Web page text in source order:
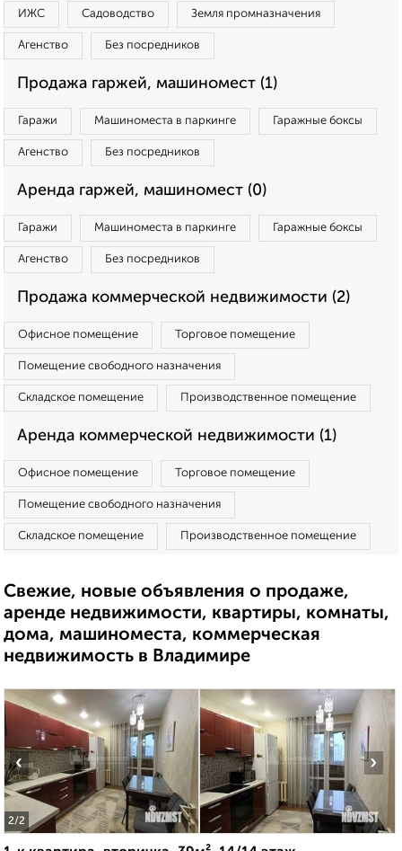
ИЖС Садоводство Земля промназначения
Агенство Без посредников
Продажа гаржей, машиномест (1)
Гаражи Машиноместа в паркинге Гаражные боксы
Агенство Без посредников
Аренда гаржей, машиномест (0)
Гаражи Машиноместа в паркинге Гаражные боксы
Агенство Без посредников
Продажа коммерческой недвижимости (2)
Офисное помещение Торговое помещение
Помещение свободного назначения
Складское помещение Производственное помещение
Аренда коммерческой недвижимости (1)
Офисное помещение Торговое помещение
Помещение свободного назначения
Складское помещение Производственное помещение
Свежие, новые объявления о продаже,
аренде недвижимости, квартиры, комнаты,
дома, машиноместа, коммерческая
недвижимость в Владимире
2/2
‹ ›